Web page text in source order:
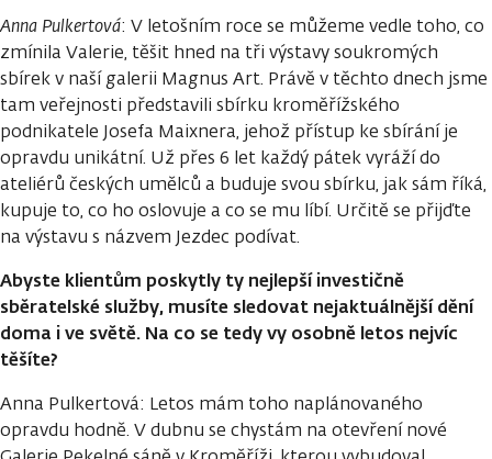
Anna Pulkertová: V letošním roce se můžeme vedle toho, co
zmínila Valerie, těšit hned na tři výstavy soukromých
sbírek v naší galerii Magnus Art. Právě v těchto dnech jsme
tam veřejnosti představili sbírku kroměřížského
podnikatele Josefa Maixnera, jehož přístup ke sbírání je
opravdu unikátní. Už přes 6 let každý pátek vyráží do
ateliérů českých umělců a buduje svou sbírku, jak sám říká,
kupuje to, co ho oslovuje a co se mu líbí. Určitě se přijďte
na výstavu s názvem Jezdec podívat.
Abyste klientům poskytly ty nejlepší investičně
sběratelské služby, musíte sledovat nejaktuálnější dění
doma i ve světě. Na co se tedy vy osobně letos nejvíc
těšíte?
Anna Pulkertová: Letos mám toho naplánovaného
opravdu hodně. V dubnu se chystám na otevření nové